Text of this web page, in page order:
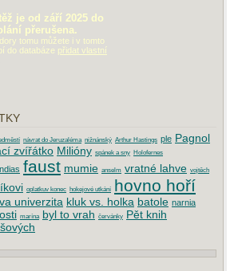
je od září 2025 do
přerušena.
tomu můžete i v tomto
do databáze přidat vlastní
návrat do Jeruzaléma nižnánský Arthur Hastings ple Pagnol
zvířátko Milióny spánek a sny Holofernes
faust mumie anselm vratné lahve vojtěch
oplatkuv konec hokejové utkání hovno hoří
univerzita kluk vs. holka batole narnia
marína byl to vrah červánky Pět knih